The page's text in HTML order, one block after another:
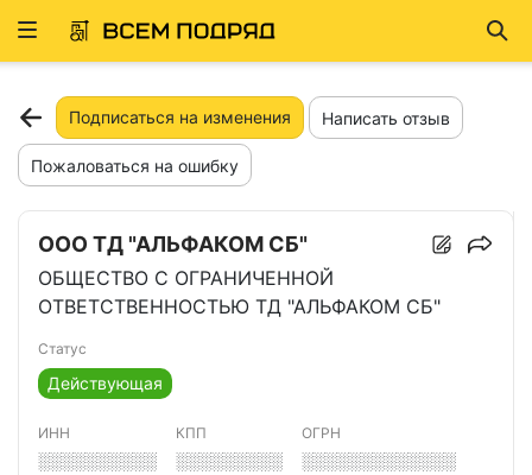
Развернуть
Подписаться на изменения Написать отзыв
Пожаловаться на ошибку
ООО ТД "АЛЬФАКОМ СБ"
ОБЩЕСТВО С ОГРАНИЧЕННОЙ
ОТВЕТСТВЕННОСТЬЮ ТД "АЛЬФАКОМ СБ"
Статус
Действующая
ИНН
░░░░░░░░░░
КПП
░░░░░░░░░
ОГРН
░░░░░░░░░░░░░